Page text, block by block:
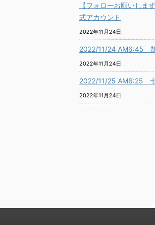
【フォローお願いしま
式アカウント
2022年11月24日
2022/11/24 AM6:45
2022年11月24日
2022/11/25 AM6:25
2022年11月24日